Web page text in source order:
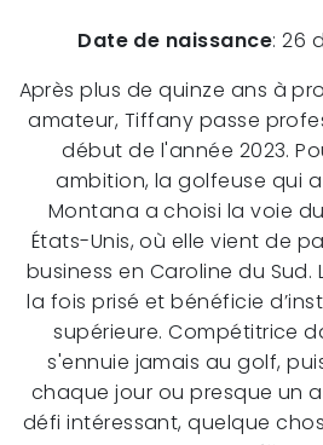
Date de naissance: 26
Après plus de quinze ans à
amateur, Tiffany passe
début de l'année 2023.
ambition, la golfeuse qui
Montana a choisi la voie
États-Unis, où elle vient de
business en Caroline du
la fois prisé et bénéficie
supérieure. Compétitrice
s'ennuie jamais au golf,
chaque jour ou presque un
défi intéressant, quelque